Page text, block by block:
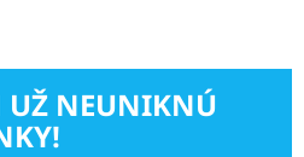
UŽ NEUNIKNÚ